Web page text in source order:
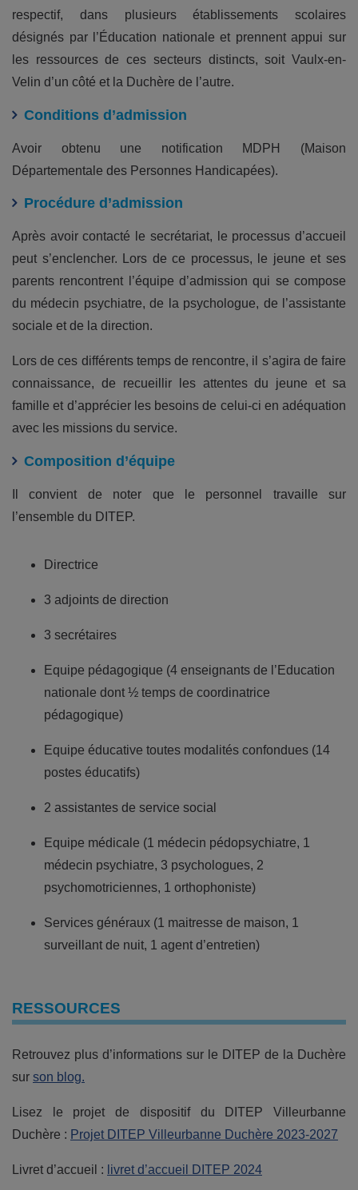
respectif, dans plusieurs établissements scolaires
désignés par l’Éducation nationale et prennent appui sur
les ressources de ces secteurs distincts, soit Vaulx-en-
Velin d’un côté et la Duchère de l’autre.
Conditions d’admission
Avoir obtenu une notification MDPH (Maison
Départementale des Personnes Handicapées).
Procédure d’admission
Après avoir contacté le secrétariat, le processus d’accueil
peut s’enclencher. Lors de ce processus, le jeune et ses
parents rencontrent l’équipe d’admission qui se compose
du médecin psychiatre, de la psychologue, de l’assistante
sociale et de la direction.
Lors de ces différents temps de rencontre, il s’agira de faire
connaissance, de recueillir les attentes du jeune et sa
famille et d’apprécier les besoins de celui-ci en adéquation
avec les missions du service.
Composition d’équipe
Il convient de noter que le personnel travaille sur
l’ensemble du DITEP.
Directrice
3 adjoints de direction
3 secrétaires
Equipe pédagogique (4 enseignants de l’Education
nationale dont ½ temps de coordinatrice
pédagogique)
Equipe éducative toutes modalités confondues (14
postes éducatifs)
2 assistantes de service social
Equipe médicale (1 médecin pédopsychiatre, 1
médecin psychiatre, 3 psychologues, 2
psychomotriciennes, 1 orthophoniste)
Services généraux (1 maitresse de maison, 1
surveillant de nuit, 1 agent d’entretien)
RESSOURCES
Retrouvez plus d’informations sur le DITEP de la Duchère
sur son blog.
Lisez le projet de dispositif du DITEP Villeurbanne
Duchère : Projet DITEP Villeurbanne Duchère 2023-2027
Livret d’accueil : livret d’accueil DITEP 2024